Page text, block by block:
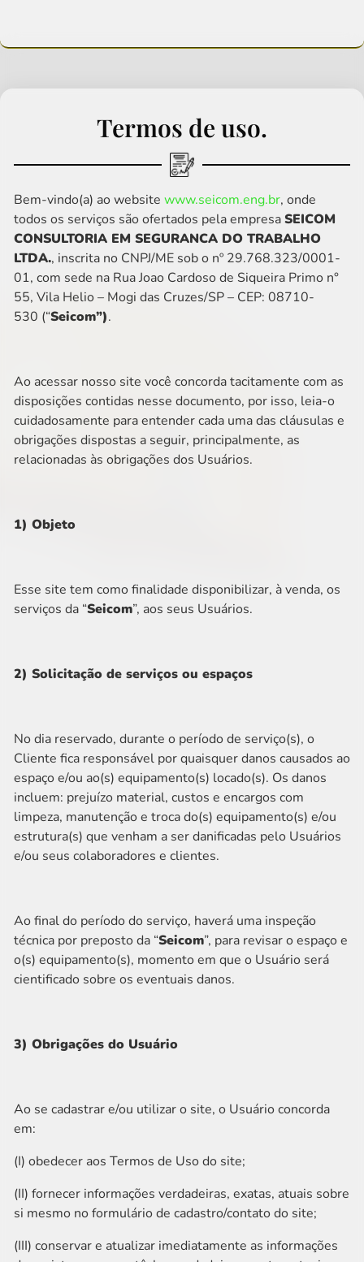
Termos de uso.
Bem-vindo(a) ao website www.seicom.eng.br, onde
todos os serviços são ofertados pela empresaSEICOM
CONSULTORIA EM SEGURANCA DO TRABALHO
LTDA., inscrita no CNPJ/ME sob o nº 29.768.323/0001-
01, com sede na Rua Joao Cardoso de Siqueira Primo n°
55, Vila Helio – Mogi das Cruzes/SP – CEP: 08710-
530 (“Seicom”).
Ao acessar nosso site você concorda tacitamente com as
disposições contidas nesse documento, por isso, leia-o
cuidadosamente para entender cada uma das cláusulas e
obrigações dispostas a seguir, principalmente, as
relacionadas às obrigações dos Usuários.
1) Objeto
Esse site tem como finalidade disponibilizar, à venda, os
serviços da “Seicom”, aos seus Usuários.
2) Solicitação de serviços ou espaços
No dia reservado, durante o período de serviço(s), o
Cliente fica responsável por quaisquer danos causados ao
espaço e/ou ao(s) equipamento(s) locado(s). Os danos
incluem: prejuízo material, custos e encargos com
limpeza, manutenção e troca do(s) equipamento(s) e/ou
estrutura(s) que venham a ser danificadas pelo Usuários
e/ou seus colaboradores e clientes.
Ao final do período do serviço, haverá uma inspeção
técnica por preposto da “Seicom”, para revisar o espaço e
o(s) equipamento(s), momento em que o Usuário será
cientificado sobre os eventuais danos.
3) Obrigações do Usuário
Ao se cadastrar e/ou utilizar o site, o Usuário concorda
em:
(I) obedecer aos Termos de Uso do site;
(II) fornecer informações verdadeiras, exatas, atuais sobre
si mesmo no formulário de cadastro/contato do site;
(III) conservar e atualizar imediatamente as informações